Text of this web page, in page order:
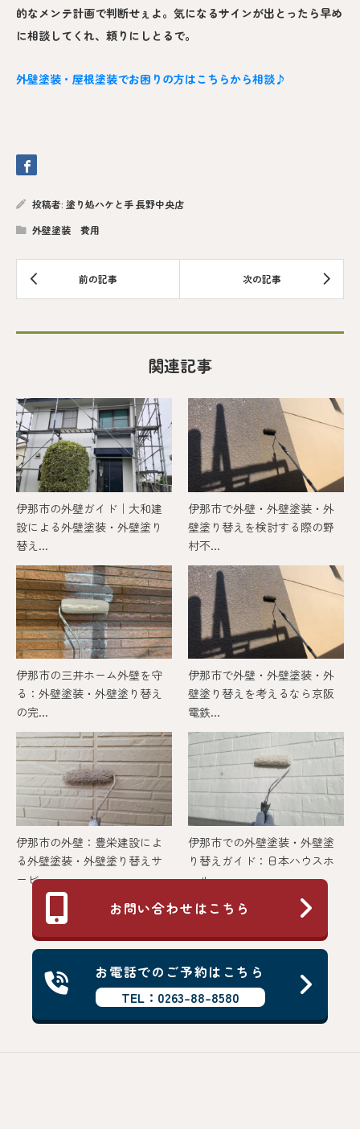
的なメンテ計画で判断せぇよ。気になるサインが出とったら早め
に相談してくれ、頼りにしとるで。
外壁塗装・屋根塗装でお困りの方はこちらから相談♪
投稿者: 塗り処ハケと手 長野中央店
外壁塗装 費用
関連記事
伊那市の外壁ガイド｜大和建
設による外壁塗装・外壁塗り
替え...
伊那市で外壁・外壁塗装・外
壁塗り替えを検討する際の野
村不...
伊那市の三井ホーム外壁を守
る：外壁塗装・外壁塗り替え
の完...
伊那市で外壁・外壁塗装・外
壁塗り替えを考えるなら京阪
電鉄...
伊那市の外壁：豊栄建設によ
る外壁塗装・外壁塗り替えサ
ービ...
伊那市での外壁塗装・外壁塗
り替えガイド：日本ハウスホ
ール...
お問い合わせはこちら
お電話でのご予約はこちら
TEL：0263-88-8580